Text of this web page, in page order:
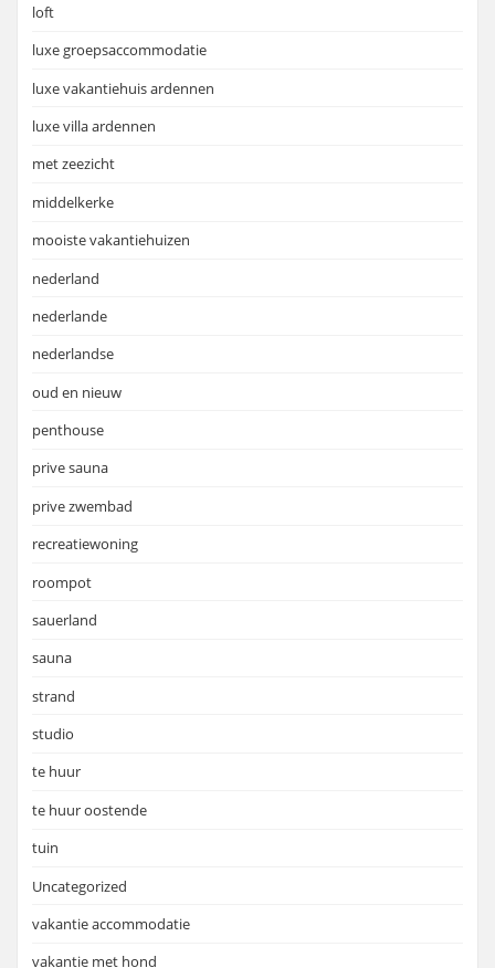
loft
luxe groepsaccommodatie
luxe vakantiehuis ardennen
luxe villa ardennen
met zeezicht
middelkerke
mooiste vakantiehuizen
nederland
nederlande
nederlandse
oud en nieuw
penthouse
prive sauna
prive zwembad
recreatiewoning
roompot
sauerland
sauna
strand
studio
te huur
te huur oostende
tuin
Uncategorized
vakantie accommodatie
vakantie met hond